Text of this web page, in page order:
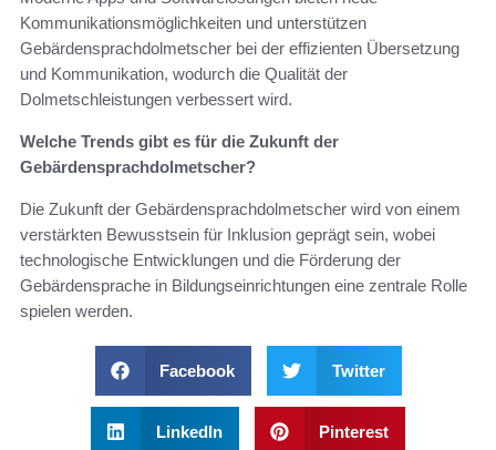
Kommunikationsmöglichkeiten und unterstützen
Gebärdensprachdolmetscher bei der effizienten Übersetzung
und Kommunikation, wodurch die Qualität der
Dolmetschleistungen verbessert wird.
Welche Trends gibt es für die Zukunft der
Gebärdensprachdolmetscher?
Die Zukunft der Gebärdensprachdolmetscher wird von einem
verstärkten Bewusstsein für Inklusion geprägt sein, wobei
technologische Entwicklungen und die Förderung der
Gebärdensprache in Bildungseinrichtungen eine zentrale Rolle
spielen werden.
Facebook Twitter
LinkedIn Pinterest